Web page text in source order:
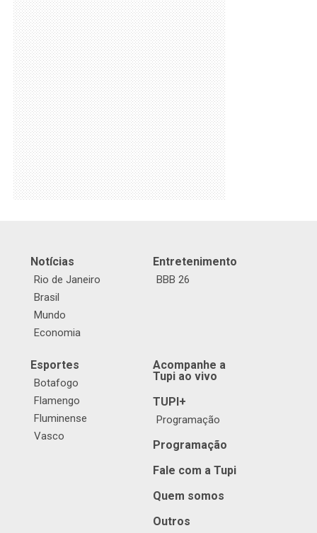
Notícias
Rio de Janeiro
Brasil
Mundo
Economia
Entretenimento
BBB 26
Esportes
Botafogo
Flamengo
Fluminense
Vasco
Acompanhe a
Tupi ao vivo
TUPI+
Programação
Programação
Fale com a Tupi
Quem somos
Outros